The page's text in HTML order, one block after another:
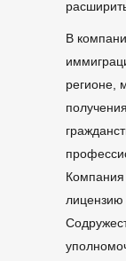
В
регионе,
Компания
лицензию